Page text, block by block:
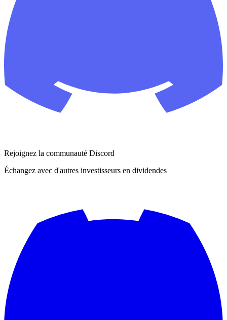
Rejoignez la communauté Discord
Échangez avec d'autres investisseurs en dividendes